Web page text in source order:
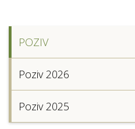
POZIV
Poziv 2026
Poziv 2025